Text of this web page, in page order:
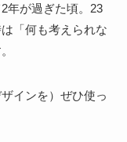
年が過ぎた頃。23
「何も考えられな
インを）ぜひ使っ